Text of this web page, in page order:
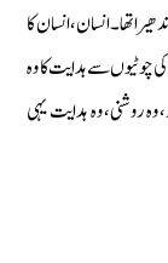
تھا۔ انسان، انسان کا
چوٹیوں سے ہدایت کا وہ
روشنی، وہ ہدایت یہی